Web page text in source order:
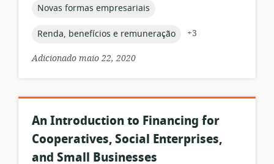
publicação:
topic:
Novas formas empresariais
topic:
Renda, benefícios e remuneração
+3
Adicionado maio 22, 2020
An Introduction to Financing for
Cooperatives, Social Enterprises,
and Small Businesses